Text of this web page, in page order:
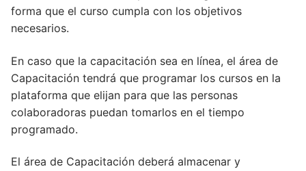
forma que el curso cumpla con los objetivos
necesarios.
En caso que la capacitación sea en línea, el área de
Capacitación tendrá que programar los cursos en la
plataforma que elijan para que las personas
colaboradoras puedan tomarlos en el tiempo
programado.
El área de Capacitación deberá almacenar y